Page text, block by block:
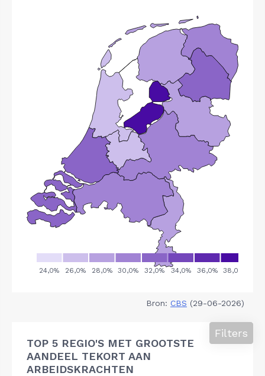
Bron: CBS (29-06-2026)
TOP 5 REGIO'S MET GROOTSTE
AANDEEL TEKORT AAN
ARBEIDSKRACHTEN
Filters